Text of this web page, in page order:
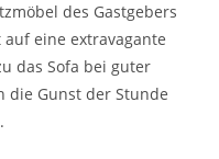
des Gastgebers
eine extravagante
das Sofa bei guter
die Gunst der Stunde